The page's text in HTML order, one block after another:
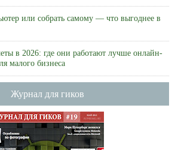
или собрать самому — что выгоднее в
в 2026: где они работают лучше онлайн-
малого бизнеса
Журнал для гиков